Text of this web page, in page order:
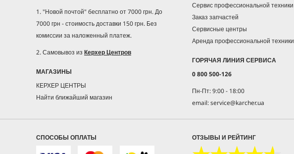
1. "Новой почтой" бесплатно от 7000 грн. До
7000 грн - стоимость доставки 150 грн. Без
комиссии за наложенный платеж.
2. Самовывоз из Керхер Центров
МАГАЗИНЫ
КЕРХЕР ЦЕНТРЫ
Найти ближайший магазин
Сервис профессиональной техники
Заказ запчастей
Сервисные центры
Аренда профессиональной техники
ГОРЯЧАЯ ЛИНИЯ СЕРВИСА
0 800 500-126
Пн-Пт: 9:00 - 18:00
email: service@karcher.ua
СПОСОБЫ ОПЛАТЫ ОТЗЫВЫ И РЕЙТИНГ